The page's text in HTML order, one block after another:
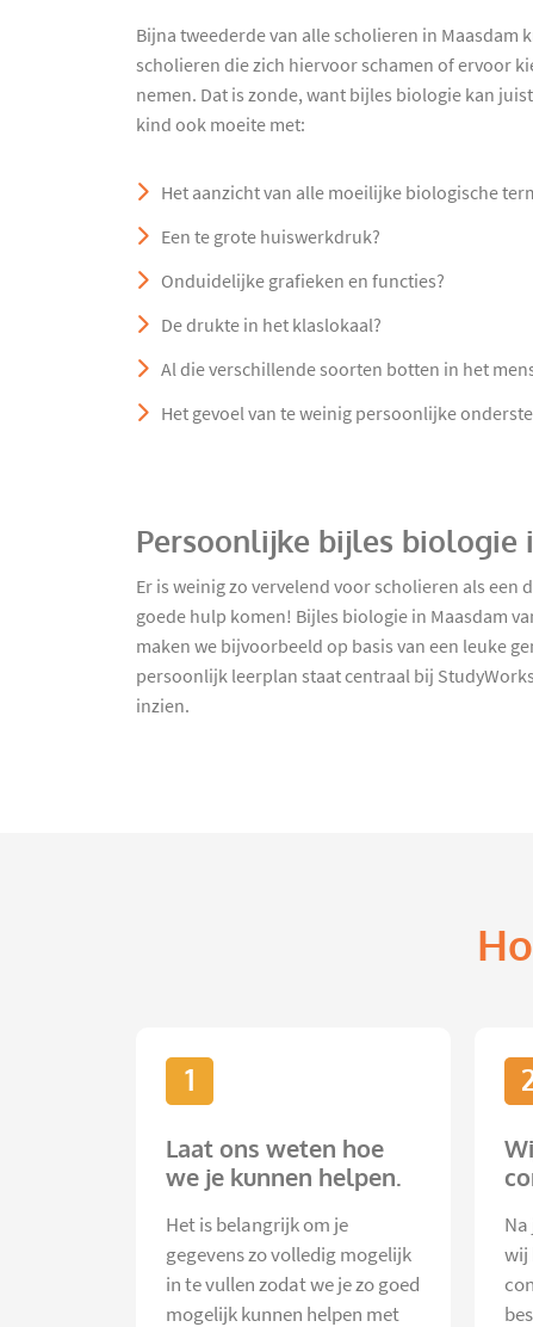
Bijna tweederde van alle scholieren in Maasdam
scholieren die zich hiervoor schamen of ervoor
nemen. Dat is zonde, want bijles biologie kan
kind ook moeite met:
Het aanzicht van alle moeilijke biologische
Een te grote huiswerkdruk?
Onduidelijke grafieken en functies?
De drukte in het klaslokaal?
Al die verschillende soorten botten in het
Het gevoel van te weinig persoonlijke
Persoonlijke bijles biologie
Er is weinig zo vervelend voor scholieren als
goede hulp komen! Bijles biologie in Maasdam
maken we bijvoorbeeld op basis van een leuke
persoonlijk leerplan staat centraal bij
inzien.
1
Laat ons weten hoe
we je kunnen helpen.
Het is belangrijk om je
gegevens zo volledig mogelijk
in te vullen zodat we je zo goed
mogelijk kunnen helpen met
wij